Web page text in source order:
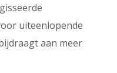
uiteenlopende
aan meer